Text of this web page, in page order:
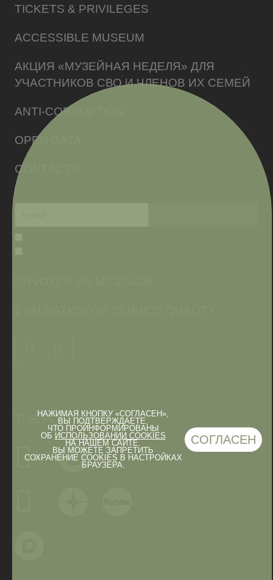
НАЖИМАЯ КНОПКУ «СОГЛАСЕН»,
ВЫ ПОДТВЕРЖДАЕТЕ,
ЧТО ПРОИНФОРМИРОВАНЫ
ОБ ИСПОЛЬЗОВАНИИ COOKIES
НА НАШЕМ САЙТЕ.
ВЫ МОЖЕТЕ ЗАПРЕТИТЬ
СОХРАНЕНИЕ COOKIES В НАСТРОЙКАХ
БРАУЗЕРА.
СОГЛАСЕН
TICKETS & PRIVILEGES
ACCESSIBLE MUSEUM
АКЦИЯ «МУЗЕЙНАЯ НЕДЕЛЯ» ДЛЯ
УЧАСТНИКОВ СВО И ЧЛЕНОВ ИХ СЕМЕЙ
ANTI-CORRUPTION
OPEN DATA
CONTACTS
THE MUSEUM IN